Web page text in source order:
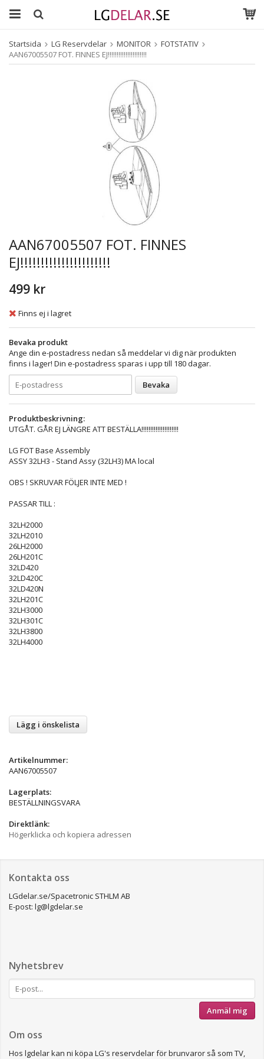
Startsida LG Reservdelar MONITOR
FOTSTATIV
AAN67005507 FOT. FINNES EJ!!!!!!!!!!!!!!!!!!!!!!
AAN67005507 FOT. FINNES
EJ!!!!!!!!!!!!!!!!!!!!!!
499 kr
Finns ej i lagret
Bevaka produkt
Ange din e-postadress nedan så meddelar vi dig när produkten
finns i lager! Din e-postadress sparas i upp till 180 dagar.
Bevaka
Produktbeskrivning:
UTGÅT. GÅR EJ LÄNGRE ATT BESTÄLLA!!!!!!!!!!!!!!!!!!!!!
LG FOT Base Assembly
ASSY 32LH3 - Stand Assy (32LH3) MA local
OBS ! SKRUVAR FÖLJER INTE MED !
PASSAR TILL :
32LH2000
32LH2010
26LH2000
26LH201C
32LD420
32LD420C
32LD420N
32LH201C
32LH3000
32LH301C
32LH3800
32LH4000
Lägg i önskelista
Artikelnummer:
AAN67005507
Lagerplats:
BESTÄLLNINGSVARA
Direktlänk:
Högerklicka och kopiera adressen
Kontakta oss
LGdelar.se/Spacetronic STHLM AB
E-post: lg@lgdelar.se
Nyhetsbrev
Anmäl mig
Om oss
Hos lgdelar kan ni köpa LG's reservdelar för brunvaror så som TV,